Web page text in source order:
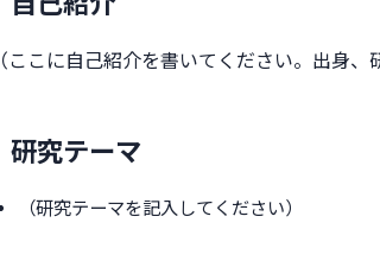
（ここに自己紹介を書いてください。出身、
研究テーマ
（研究テーマを記入してください）